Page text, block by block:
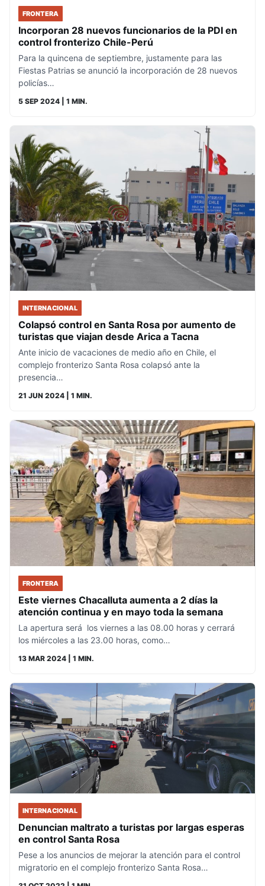
FRONTERA
Incorporan 28 nuevos funcionarios de la PDI en
control fronterizo Chile-Perú
Para la quincena de septiembre, justamente para las
Fiestas Patrias se anunció la incorporación de 28 nuevos
policías…
5 SEP 2024 | 1 MIN.
INTERNACIONAL
Colapsó control en Santa Rosa por aumento de
turistas que viajan desde Arica a Tacna
Ante inicio de vacaciones de medio año en Chile, el
complejo fronterizo Santa Rosa colapsó ante la
presencia…
21 JUN 2024 | 1 MIN.
FRONTERA
Este viernes Chacalluta aumenta a 2 días la
atención continua y en mayo toda la semana
La apertura será los viernes a las 08.00 horas y cerrará
los miércoles a las 23.00 horas, como…
13 MAR 2024 | 1 MIN.
INTERNACIONAL
Denuncian maltrato a turistas por largas esperas
en control Santa Rosa
Pese a los anuncios de mejorar la atención para el control
migratorio en el complejo fronterizo Santa Rosa…